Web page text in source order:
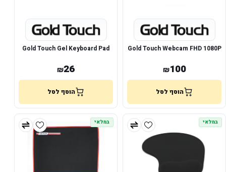
Gold Touch Webcam FHD 1080P
₪100
הוסף לסל
Gold Touch Gel Keyboard Pad
₪26
הוסף לסל
במלאי במלאי